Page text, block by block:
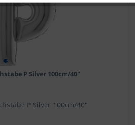
P Silver 100cm/40"
P Silver 100cm/40"